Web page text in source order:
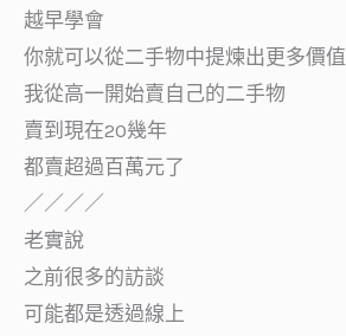
越早學會
你就可以從二手物中提煉出更多價值
我從高一開始賣自己的二手物
賣到現在20幾年
都賣超過百萬元了
／／／／
老實說
之前很多的訪談
可能都是透過線上